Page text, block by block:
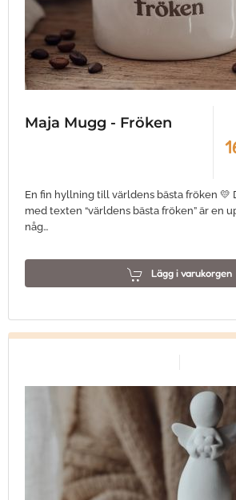
Maja Mugg - Fröken
En fin hyllning till världens bästa fröken 💛
med texten “världens bästa fröken” är en
någ…
Lägg i varukorgen